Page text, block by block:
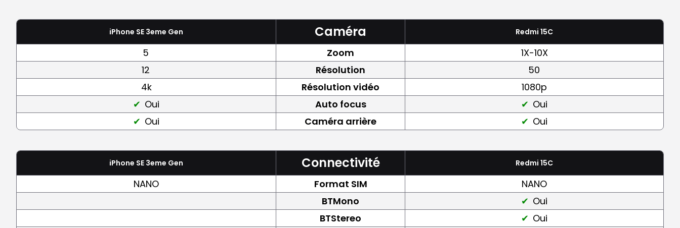
iPhone SE 3eme Gen Caméra Redmi 15C
5 Zoom
1X-10X
12
Résolution
50
4k
Résolution vidéo
1080p
Oui
Auto focus
Oui
Oui
Caméra arrière Oui
iPhone SE 3eme Gen Connectivité Redmi 15C
NANO Format SIM
NANO
BTMono
Oui
BTStereo
Oui